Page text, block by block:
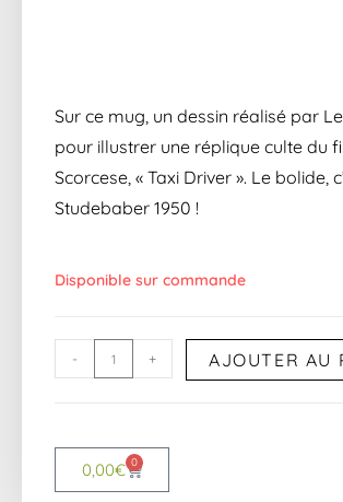
Sur ce mug, un dessin réalisé par
pour illustrer une réplique culte du
Scorcese, « Taxi Driver ». Le bolide,
Studebaber 1950 !
Disponible sur commande
- + AJOUTER AU
0,00€ 0